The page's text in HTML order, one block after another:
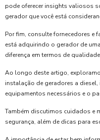
pode oferecer insights valiosos
gerador que você está
Por fim, consulte fornecedores e
está adquirindo o gerador de
diferença em termos de
Ao longo deste artigo,
instalação de geradores a
equipamentos necessários e o
Também discutimos cuidados e
segurança, além de dicas para